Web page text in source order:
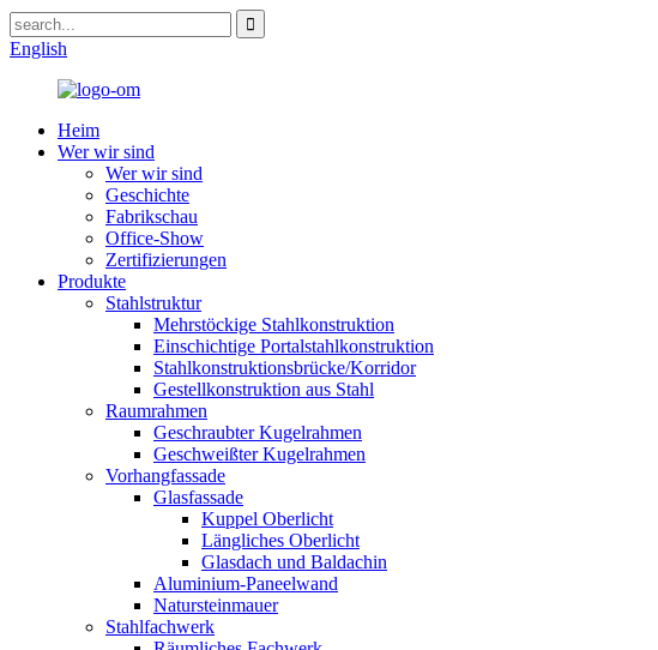
English
Heim
Wer wir sind
Wer wir sind
Geschichte
Fabrikschau
Office-Show
Zertifizierungen
Produkte
Stahlstruktur
Mehrstöckige Stahlkonstruktion
Einschichtige Portalstahlkonstruktion
Stahlkonstruktionsbrücke/Korridor
Gestellkonstruktion aus Stahl
Raumrahmen
Geschraubter Kugelrahmen
Geschweißter Kugelrahmen
Vorhangfassade
Glasfassade
Kuppel Oberlicht
Längliches Oberlicht
Glasdach und Baldachin
Aluminium-Paneelwand
Natursteinmauer
Stahlfachwerk